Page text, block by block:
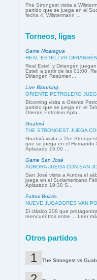
The Strongest visita a
partido que se juega en el
fecha 4. Wilstermann ...
Torneos, ligas
Game Nicaragua
REAL ESTELÍ VS
Real Estelí y Diriangén
Estelí a partir de las 01:00.
Diriangén Resúmen...
Live Blooming
ORIENTE PETROLERO
Blooming visita a Oriente
partido que se juega en el
Oriente Petrolero Apla...
Guabirá
THE STRONGEST JUEGA
Guabirá visita a The
que se juega en el Hernando
Aplazado 15:00 ...
Game San José
AURORA JUEGA CON SAN
San José visita a Aurora el
juega en el Sudamericano
Aplazado 19:30 S...
Futbol Bolivia
NUEVE JUGADORES VAN
El clásico 208 que
reencuentros entre ... Leer
Otros partidos
The Strongest vs